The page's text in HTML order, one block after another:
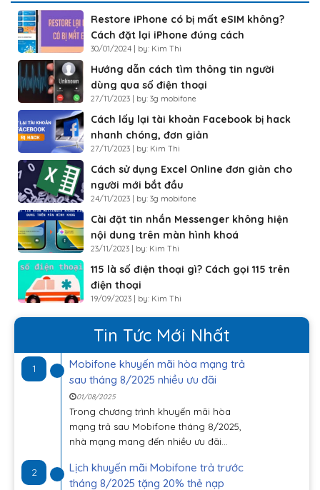
Restore iPhone có bị mất eSIM không?
Cách đặt lại iPhone đúng cách
30/01/2024 | by: Kim Thi
Hướng dẫn cách tìm thông tin người
dùng qua số điện thoại
27/11/2023 | by: 3g mobifone
Cách lấy lại tài khoản Facebook bị hack
nhanh chóng, đơn giản
27/11/2023 | by: Kim Thi
Cách sử dụng Excel Online đơn giản cho
người mới bắt đầu
24/11/2023 | by: 3g mobifone
Cài đặt tin nhắn Messenger không hiện
nội dung trên màn hình khoá
23/11/2023 | by: Kim Thi
115 là số điện thoại gì? Cách gọi 115 trên
điện thoại
19/09/2023 | by: Kim Thi
Tin Tức Mới Nhất
1
Mobifone khuyến mãi hòa mạng trả
sau tháng 8/2025 nhiều ưu đãi
01/08/2025
Trong chương trình khuyến mãi hòa
mạng trả sau Mobifone tháng 8/2025,
nhà mạng mang đến nhiều ưu đãi...
2
Lịch khuyến mãi Mobifone trả trước
tháng 8/2025 tặng 20% thẻ nạp